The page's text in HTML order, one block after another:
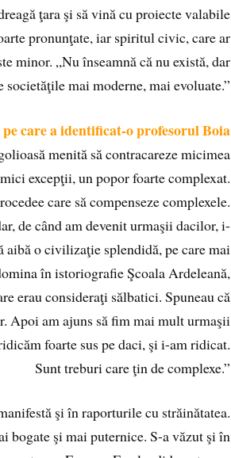
ţara şi să vină cu proiecte valabile
pronunţate, iar spiritul civic, care ar
minor. „Nu înseamnă că nu există, dar
societăţile mai moderne, mai evoluate.”
care a identificat-o profesorul Boia
menită să contracareze micimea
excepţii, un popor foarte complexat.
care să compenseze complexele.
de când am devenit urmaşii dacilor, i-
aibă o civilizaţie splendidă, pe care mai
în istoriografie Şcoala Ardeleană,
erau consideraţi sălbatici. Spuneau că
Apoi am ajuns să fim mai mult urmaşii
foarte sus pe daci, şi i-am ridicat.
Sunt treburi care ţin de complexe.”
şi în raporturile cu străinătatea.
bogate şi mai puternice. S-a văzut şi în